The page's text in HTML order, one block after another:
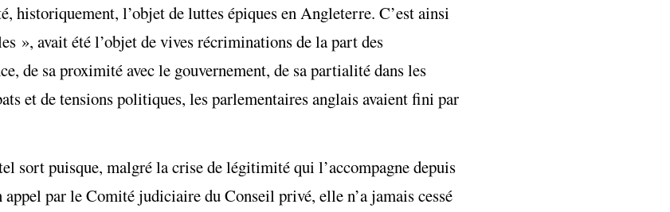
historiquement, l’objet de luttes épiques en Angleterre. C’est ainsi
», avait été l’objet de vives récriminations de la part des
de sa proximité avec le gouvernement, de sa partialité dans les
et de tensions politiques, les parlementaires anglais avaient fini par
sort puisque, malgré la crise de légitimité qui l’accompagne depuis
par le Comité judiciaire du Conseil privé, elle n’a jamais cessé